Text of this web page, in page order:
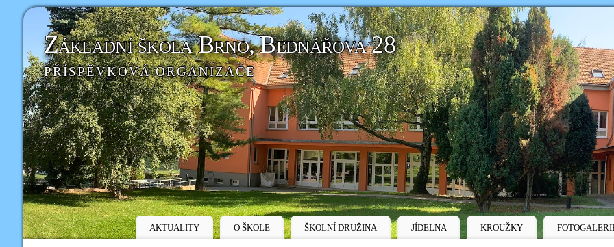
Základní škola Brno, Bednářova 28
PŘÍSPĚVKOVÁ ORGANIZACE
AKTUALITY O ŠKOLE ŠKOLNÍ DRUŽINA JÍDELNA KROUŽKY